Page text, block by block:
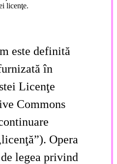
licenţe.
este definită
în
Licenţe
Commons
Opera
legea privind